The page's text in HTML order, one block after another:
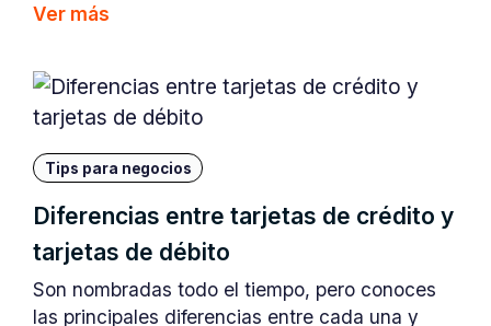
Ver más
Tips para negocios
Diferencias entre tarjetas de crédito y
tarjetas de débito
Son nombradas todo el tiempo, pero conoces
las principales diferencias entre cada una y